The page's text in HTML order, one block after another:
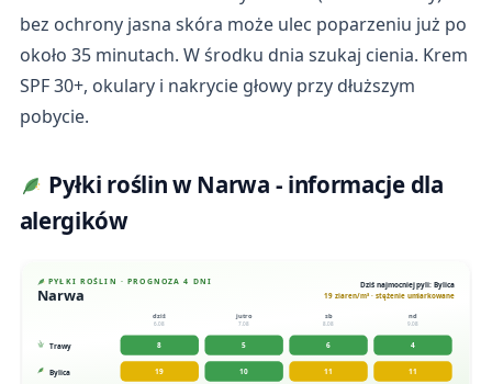
bez ochrony jasna skóra może ulec poparzeniu już po
około 35 minutach. W środku dnia szukaj cienia. Krem
SPF 30+, okulary i nakrycie głowy przy dłuższym
pobycie.
Pyłki roślin w Narwa - informacje dla
alergików
PYŁKI ROŚLIN · PROGNOZA 4 DNI
Narwa
Dziś najmocniej pyli: Bylica
19 ziaren/m³ · stężenie umiarkowane
dziś
6.08
jutro
7.08
sb
8.08
nd
9.08
Trawy 8 5 6 4
Bylica 19 10 11 11